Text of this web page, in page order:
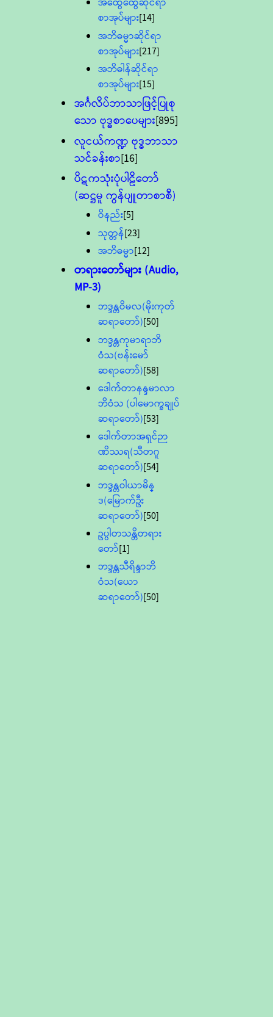
စာအုပ်များ[14]
အဘိဓမ္မာဆိုင်ရာ
စာအုပ်များ[217]
အဘိဓါန်ဆိုင်ရာ
စာအုပ်များ[15]
အင်္ဂလိပ်ဘာသာဖြင့်ပြုစု
သော ဗုဒ္ဓစာပေများ[895]
လူငယ်ကဏ္ဍ ဗုဒ္ဓဘာသာ
သင်ခန်းစာ[16]
ပိဋကသုံးပုံပါဠိတော်
(ဆဋ္ဌမူ ကွန်ပျူတာစာစီ)
ဝိနည်း[5]
သုတ္တန်[23]
အဘိဓမ္မာ[12]
တရားတော်များ (Audio,
MP-3)
ဘဒ္ဒန္တဝိမလ(မိုးကုတ်
ဆရာတော်)[50]
ဘဒ္ဒန္တကုမာရာဘိ
ဝံသ(ဗန်းမော်
ဆရာတော်)[58]
ဒေါက်တာနန္ဒမာလာ
ဘိဝံသ (ပါမောက္ခချုပ်
ဆရာတော်)[53]
ဒေါက်တာအရှင်ဉာ
ဏိဿရ(သီတဂူ
ဆရာတော်)[54]
ဘဒ္ဒန္တဝါယာမိန္
ဒ(မြောက်ဦး
ဆရာတော်)[50]
ဥပ္ပါတသန္တိတရား
တော်[1]
ဘဒ္ဒန္တသီရိန္ဒာဘိ
ဝံသ(ယော
ဆရာတော်)[50]